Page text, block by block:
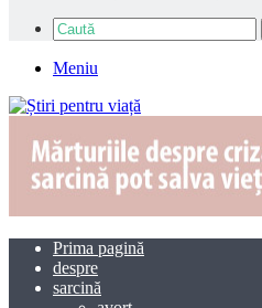
Meniu
Prima pagină
despre
sarcină